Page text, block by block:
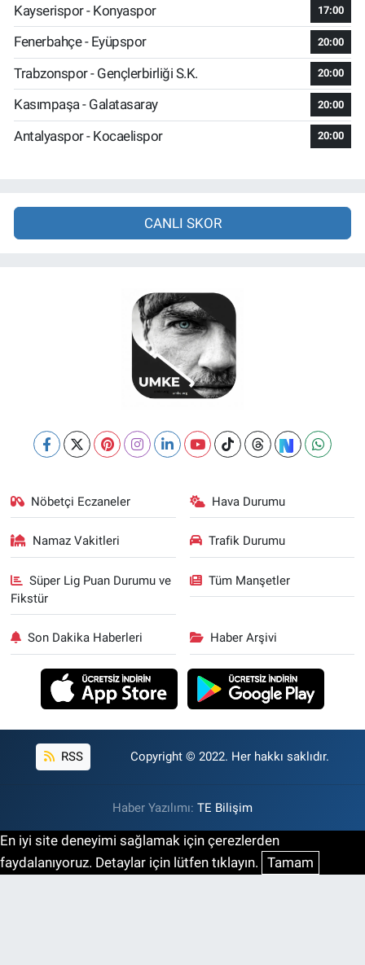
Kayserispor - Konyaspor
17:00
Fenerbahçe - Eyüpspor 20:00
Trabzonspor - Gençlerbirliği S.K. 20:00
Kasımpaşa - Galatasaray 20:00
Antalyaspor - Kocaelispor 20:00
CANLI SKOR
Nöbetçi Eczaneler Hava Durumu
Namaz Vakitleri Trafik Durumu
Süper Lig Puan Durumu ve
Fikstür
Tüm Manşetler
Son Dakika Haberleri Haber Arşivi
RSS Copyright © 2022. Her hakkı saklıdır.
Haber Yazılımı: TE Bilişim
En iyi site deneyimi sağlamak için çerezlerden
faydalanıyoruz. Detaylar için lütfen tıklayın. Tamam